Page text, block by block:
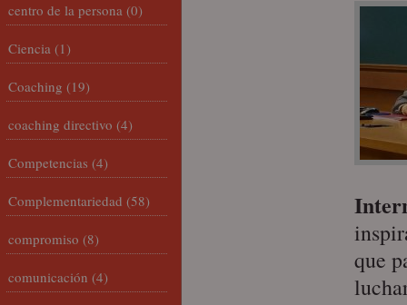
que
centro de la persona (0)
Ciencia (1)
Coaching (19)
coaching directivo (4)
Competencias (4)
Complementariedad (58)
compromiso (8)
comunicación (4)